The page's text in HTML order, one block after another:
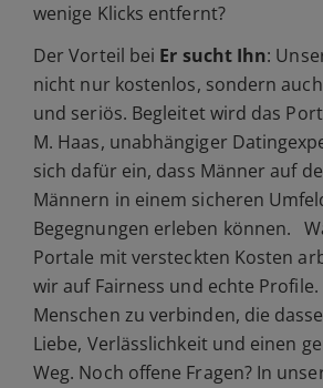
wenige Klicks entfernt?
Der Vorteil bei Er sucht Ihn:
nicht nur kostenlos, sondern
und seriös. Begleitet wird das
M. Haas, unabhängiger
sich dafür ein, dass Männer auf
Männern in einem sicheren
Begegnungen erleben können.
Portale mit versteckten Kosten
wir auf Fairness und echte Profile.
Menschen zu verbinden, die
Liebe, Verlässlichkeit und einen
Weg. Noch offene Fragen? In